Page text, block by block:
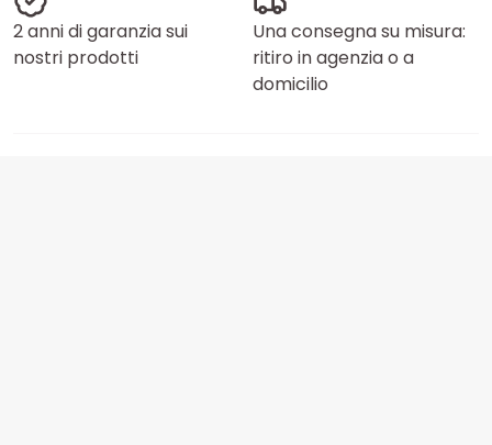
2 anni di garanzia sui
nostri prodotti
Una consegna su misura:
ritiro in agenzia o a
domicilio